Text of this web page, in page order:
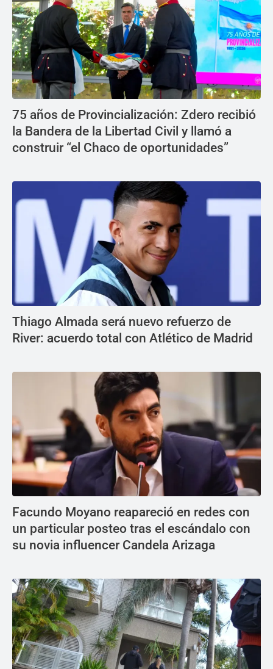
75 años de Provincialización: Zdero recibió
la Bandera de la Libertad Civil y llamó a
construir “el Chaco de oportunidades”
Thiago Almada será nuevo refuerzo de
River: acuerdo total con Atlético de Madrid
Facundo Moyano reapareció en redes con
un particular posteo tras el escándalo con
su novia influencer Candela Arizaga